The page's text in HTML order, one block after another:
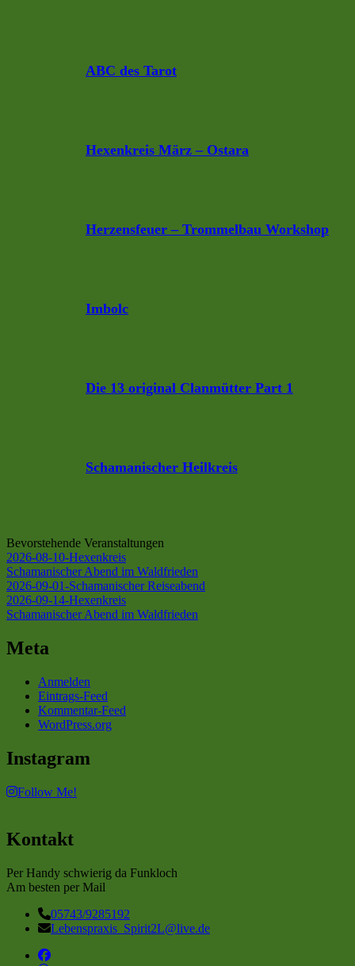
ABC des Tarot
Hexenkreis März – Ostara
Herzensfeuer – Trommelbau Workshop
Imbolc
Die 13 original Clanmütter Part 1
Schamanischer Heilkreis
Bevorstehende Veranstaltungen
2026-08-10-Hexenkreis
Schamanischer Abend im Waldfrieden
2026-09-01-Schamanischer Reiseabend
2026-09-14-Hexenkreis
Schamanischer Abend im Waldfrieden
Meta
Anmelden
Eintrags-Feed
Kommentar-Feed
WordPress.org
Instagram
Follow Me!
Kontakt
Per Handy schwierig da Funkloch
Am besten per Mail
05743/9285192
Lebenspraxis_Spirit2L@live.de